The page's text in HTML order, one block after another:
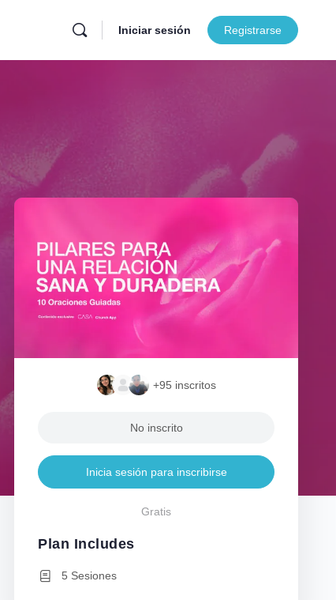
Iniciar sesión Registrarse
+95 inscritos
No inscrito
Inicia sesión para inscribirse
Gratis
Plan Includes
5 Sesiones